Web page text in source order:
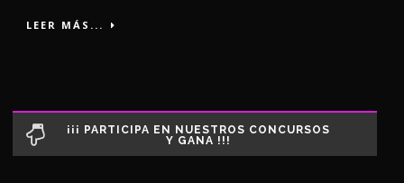
LEER MÁS...
¡¡¡ PARTICIPA EN NUESTROS CONCURSOS
Y GANA !!!